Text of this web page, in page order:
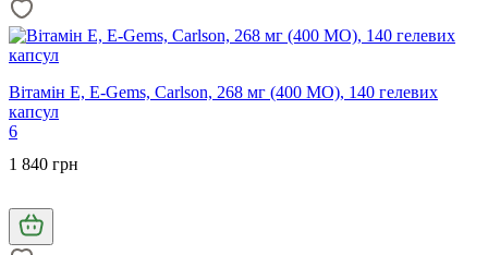
Вітамін Е, E-Gems, Carlson, 268 мг (400 МО), 140 гелевих
капсул
6
1 840 грн